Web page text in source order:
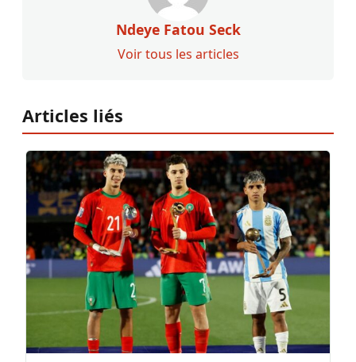
Ndeye Fatou Seck
Voir tous les articles
Articles liés